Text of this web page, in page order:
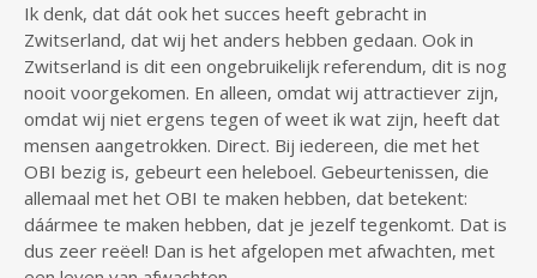
Ik denk, dat dát ook het succes heeft gebracht in
Zwitserland, dat wij het anders hebben gedaan. Ook in
Zwitserland is dit een ongebruikelijk referendum, dit is nog
nooit voorgekomen. En alleen, omdat wij attractiever zijn,
omdat wij niet ergens tegen of weet ik wat zijn, heeft dat
mensen aangetrokken. Direct. Bij iedereen, die met het
OBI bezig is, gebeurt een heleboel. Gebeurtenissen, die
allemaal met het OBI te maken hebben, dat betekent:
dáármee te maken hebben, dat je jezelf tegenkomt. Dat is
dus zeer reëel! Dan is het afgelopen met afwachten, met